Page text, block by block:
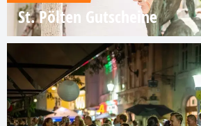
St. Pölten Gutscheine